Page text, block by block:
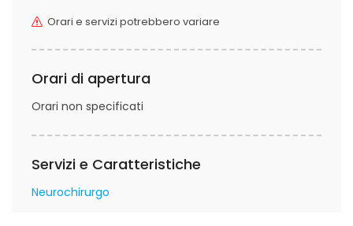
Orari e servizi potrebbero variare
Orari di apertura
Orari non specificati
Servizi e Caratteristiche
Neurochirurgo